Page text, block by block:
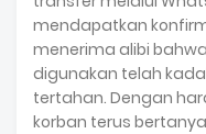
mendapatkan
menerima alibi
digunakan telah
tertahan. Dengan
korban terus